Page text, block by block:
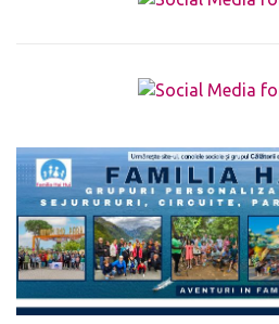
The form you have selected